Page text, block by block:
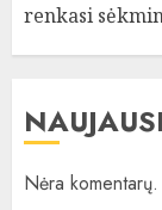
renkasi
Nėra komentarų.